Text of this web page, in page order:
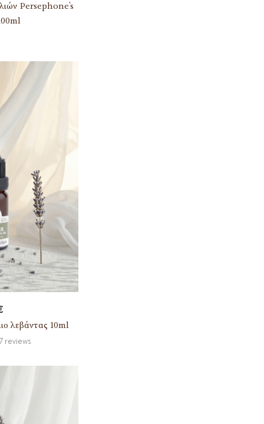
Persephone’s
λεβάντας 10ml
reviews